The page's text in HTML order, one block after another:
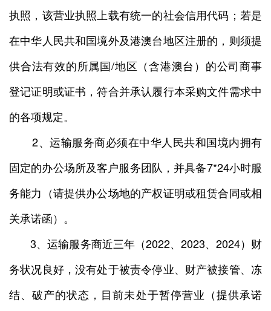
执照，该营业执照上载有统一的社会信用代码；若是
在中华人民共和国境外及港澳台地区注册的，则须提
供合法有效的所属国/地区（含港澳台）的公司商事
登记证明或证书，符合并承认履行本采购文件需求中
的各项规定。
2、运输服务商必须在中华人民共和国境内拥有
固定的办公场所及客户服务团队，并具备7*24小时服
务能力（请提供办公场地的产权证明或租赁合同或相
关承诺函）。
3、运输服务商近三年（2022、2023、2024）财
务状况良好，没有处于被责令停业、财产被接管、冻
结、破产的状态，目前未处于暂停营业（提供承诺